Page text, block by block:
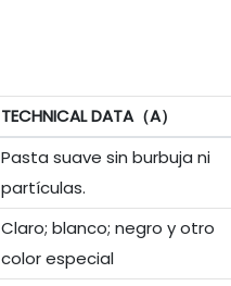
TECHNICAL DATA（A）
Pasta suave sin burbuja ni
partículas.
Claro; blanco; negro y otro
color especial